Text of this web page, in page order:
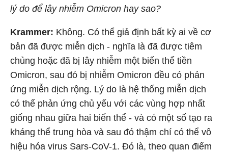
lý do để lây nhiễm Omicron hay sao?
Krammer: Không. Có thể giả định bất kỳ ai về cơ
bản đã được miễn dịch - nghĩa là đã được tiêm
chủng hoặc đã bị lây nhiễm một biến thể tiền
Omicron, sau đó bị nhiễm Omicron đều có phản
ứng miễn dịch rộng. Lý do là hệ thống miễn dịch
có thể phản ứng chủ yếu với các vùng hợp nhất
giống nhau giữa hai biến thể - và có một số tạo ra
kháng thể trung hòa và sau đó thậm chí có thể vô
hiệu hóa virus Sars-CoV-1. Đó là, theo quan điểm